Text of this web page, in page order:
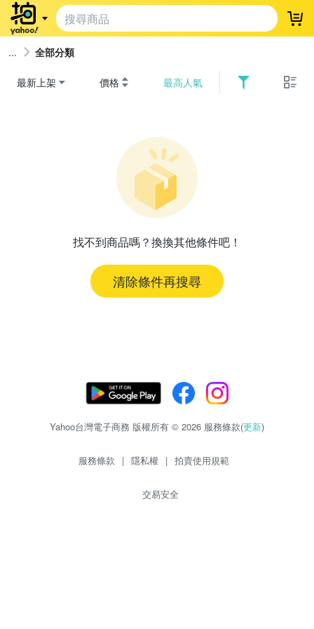
登
全部分類
最新上架 價格 最高人氣
找不到商品嗎？換換其他條件吧！
清除條件再搜尋
Yahoo台灣電子商務 版權所有 © 2026 服務條款(更新)
服務條款 | 隱私權 | 拍賣使用規範
交易安全